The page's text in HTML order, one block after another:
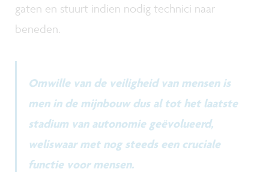
gaten en stuurt indien nodig technici naar
beneden.
Omwille van de veiligheid van mensen is
men in de mijnbouw dus al tot het laatste
stadium van autonomie geëvolueerd,
weliswaar met nog steeds een cruciale
functie voor mensen.